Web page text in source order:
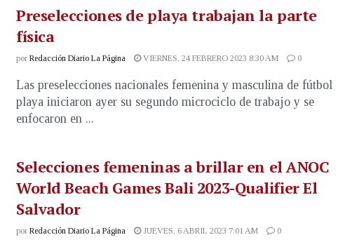
Preselecciones de playa trabajan la parte
física
por Redacción Diario La Página VIERNES, 24 FEBRERO 2023 8:30 AM 0
Las preselecciones nacionales femenina y masculina de fútbol
playa iniciaron ayer su segundo microciclo de trabajo y se
enfocaron en ...
Selecciones femeninas a brillar en el ANOC
World Beach Games Bali 2023-Qualifier El
Salvador
por Redacción Diario La Página JUEVES, 6 ABRIL 2023 7:01 AM 0